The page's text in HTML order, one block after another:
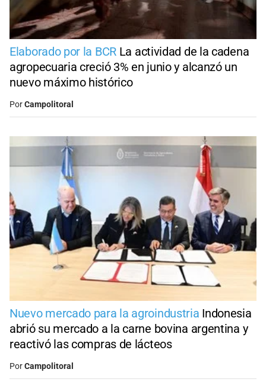
Elaborado por la BCR La actividad de la cadena
agropecuaria creció 3% en junio y alcanzó un
nuevo máximo histórico
PorCampolitoral
Nuevo mercado para la agroindustria Indonesia
abrió su mercado a la carne bovina argentina y
reactivó las compras de lácteos
PorCampolitoral